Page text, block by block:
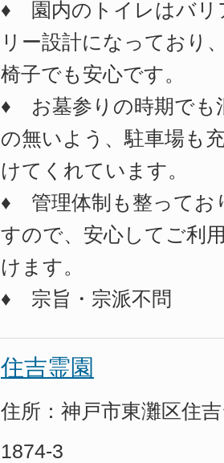
♦ 園内のトイレはバリ
リー設計になっており
椅子でも安心です。
♦ お墓参りの時期でも
の無いよう、駐車場も
けてくれています。
♦ 管理体制も整ってお
すので、安心してご利
けます。
♦ 宗旨・宗派不問
住吉霊園
住所：神戸市東灘区住
1874-3